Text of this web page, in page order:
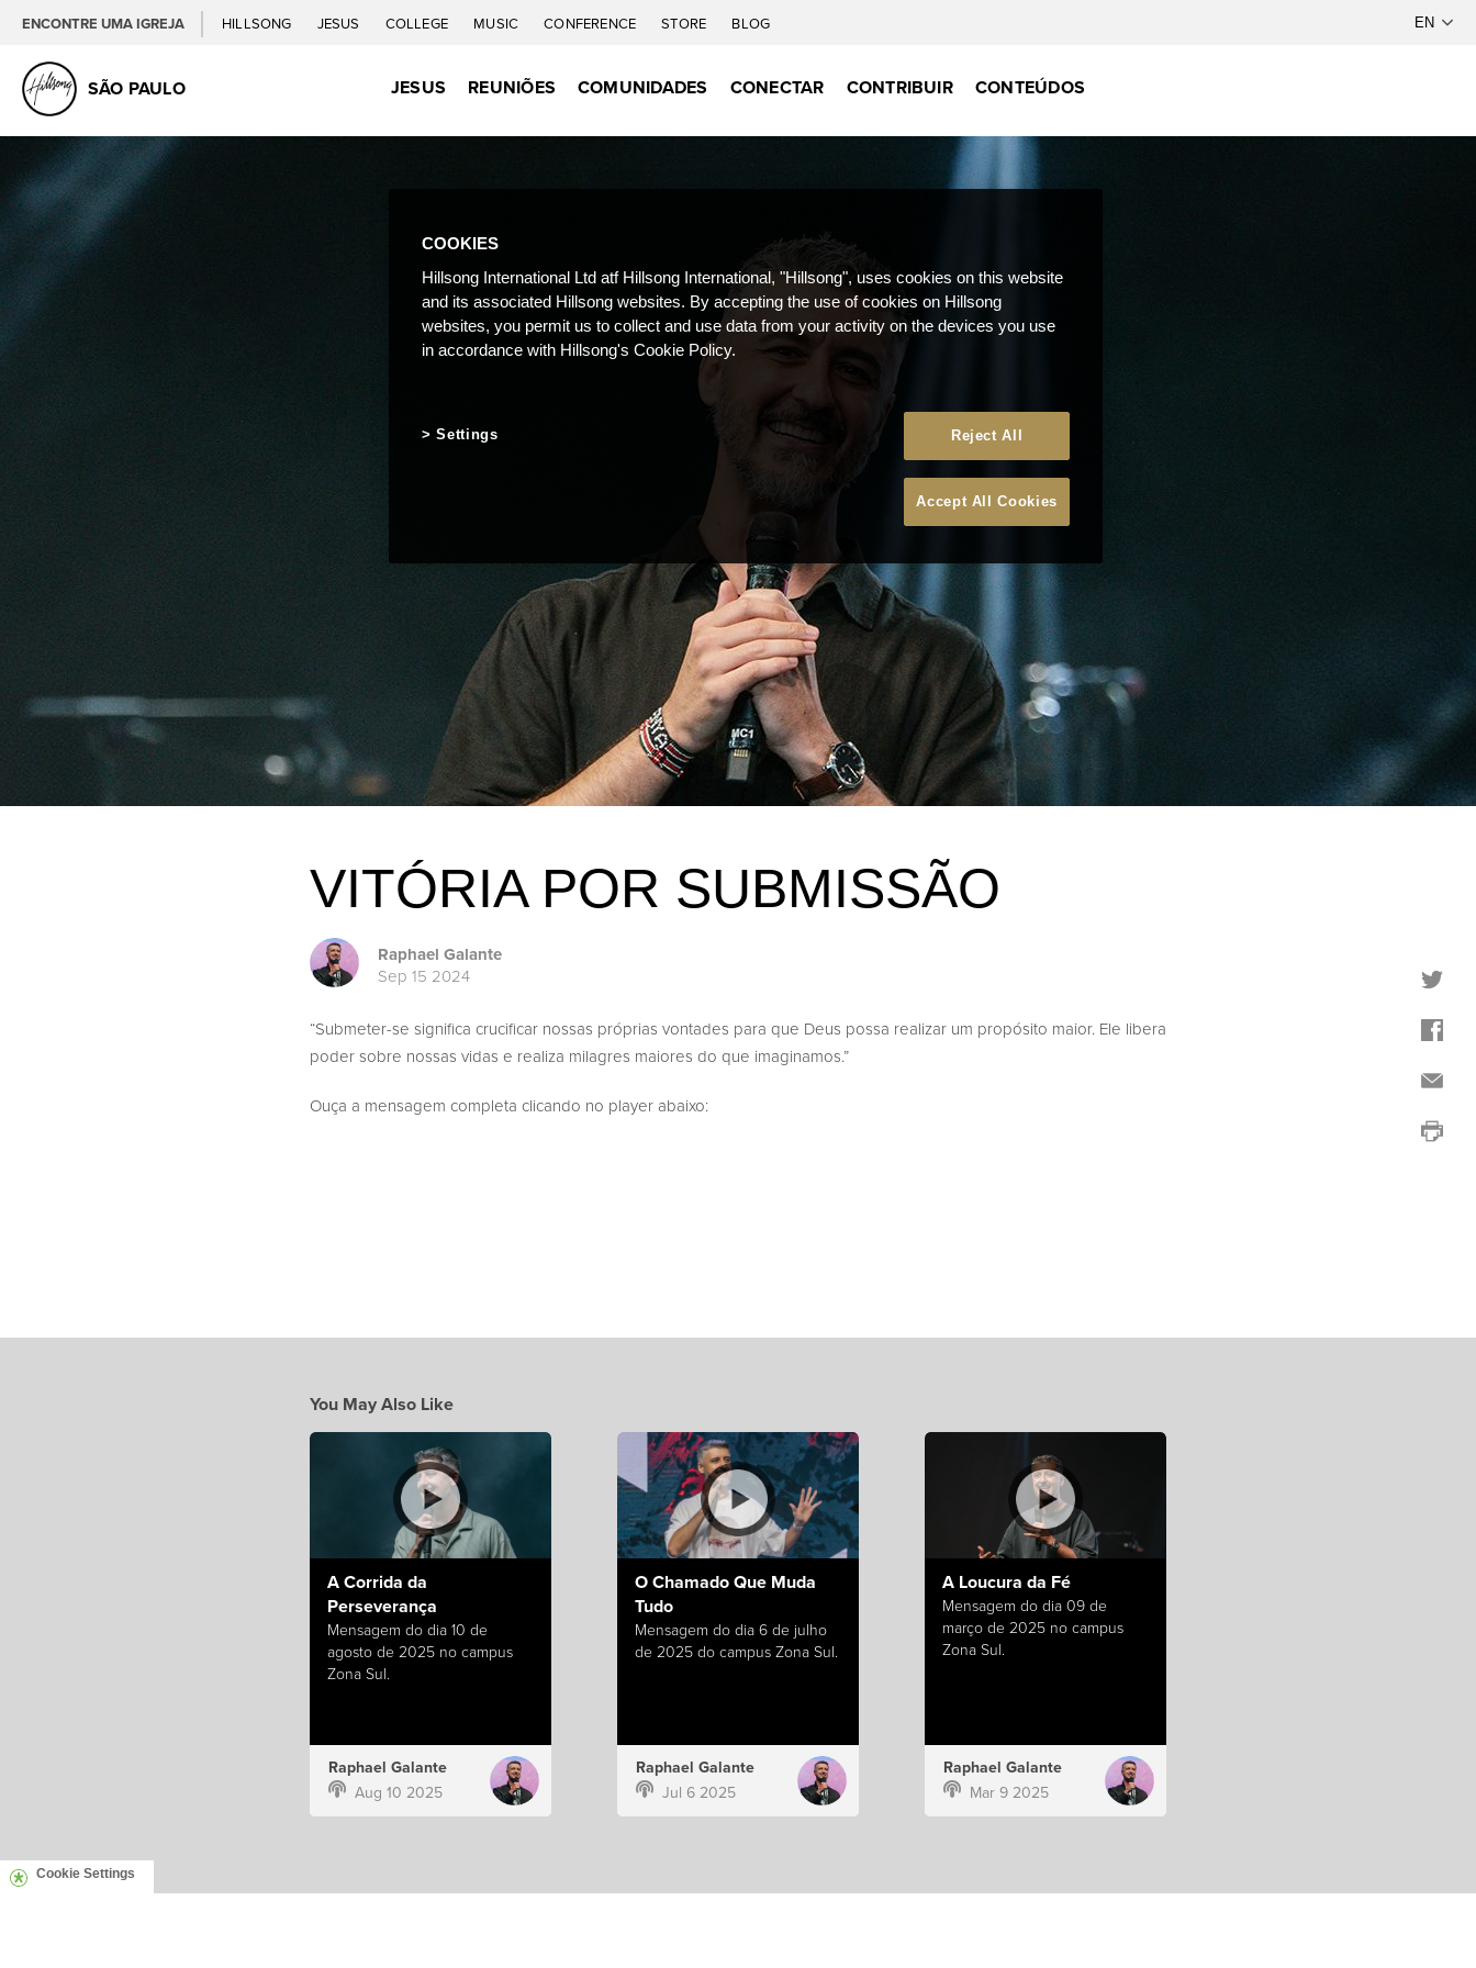
ENCONTRE UMA IGREJA HILLSONG JESUS COLLEGE MUSIC CONFERENCE STORE BLOG
SÃO PAULO JESUS REUNIÕES COMUNIDADES CONECTAR CONTRIBUIR CONTEÚDOS
VITÓRIA POR SUBMISSÃO
Raphael Galante
Sep 15 2024
“Submeter-se significa crucificar nossas próprias vontades para que Deus possa realizar um propósito maior. Ele libera
poder sobre nossas vidas e realiza milagres maiores do que imaginamos.”
Ouça a mensagem completa clicando no player abaixo:
You May Also Like
A Corrida da
Perseverança
Mensagem do dia 10 de
agosto de 2025 no campus
Zona Sul.
Raphael Galante
Aug 10 2025
O Chamado Que Muda
Tudo
Mensagem do dia 6 de julho
de 2025 do campus Zona Sul.
Raphael Galante
Jul 6 2025
A Loucura da Fé
Mensagem do dia 09 de
março de 2025 no campus
Zona Sul.
Raphael Galante
Mar 9 2025
Cookie Settings
COOKIES
Hillsong International Ltd atf Hillsong International, "Hillsong", uses cookies on this website
and its associated Hillsong websites. By accepting the use of cookies on Hillsong
websites, you permit us to collect and use data from your activity on the devices you use
in accordance with Hillsong's Cookie Policy.
Reject All
Accept All Cookies
Settings